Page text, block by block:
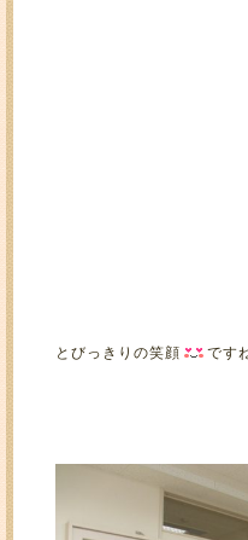
とびっきりの笑顔 です